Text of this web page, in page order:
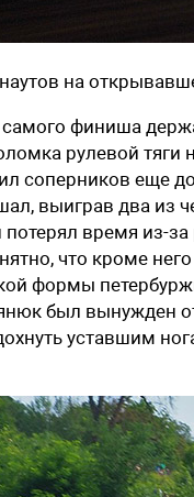
на
финиша
рулевой тяги
соперников еще
выиграв два из
время из-
что кроме
формы
был вынужден
уставшим